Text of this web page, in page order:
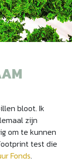
bloot. Ik
zijn
om te kunnen
test die
Fonds.